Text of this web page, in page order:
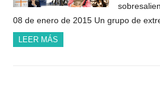
08 de enero de 2015 Un grupo de
LEER MÁS